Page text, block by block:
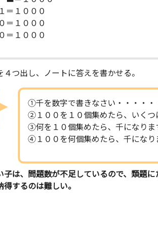
１０００
１０００
１０００
つ出し、ノートに答えを書かせる。
①千を数字で書きなさい・・・・・
②１００を１０個集めたら、いくつ
③何を１０個集めたら、千になりま
④１００を何個集めたら、千になり
子は、問題数が不足しているので、類題
するのは難しい。